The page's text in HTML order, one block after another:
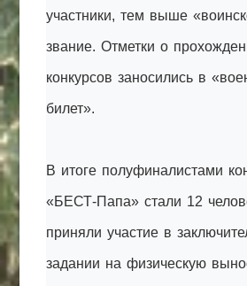
участники, тем выше
звание. Отметки о
конкурсов заносились в
билет».
В итоге полуфиналистами
«БЕСТ-Папа» стали 12
приняли участие в
задании на физическую